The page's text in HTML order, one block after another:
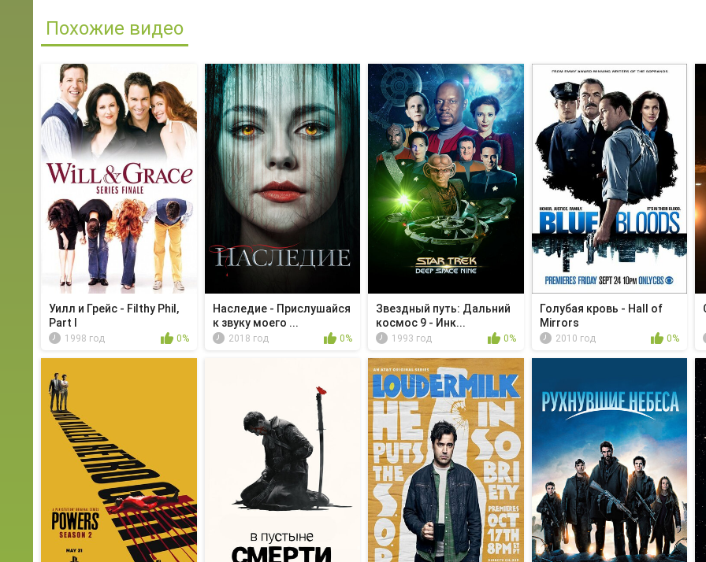
Похожие видео
Уилл и Грейс - Filthy Phil,
Part I
1998 год 0%
Наследие - Прислушайся
к звуку моего ...
2018 год 0%
Звездный путь: Дальний
космос 9 - Инк...
1993 год 0%
Голубая кровь - Hall of
Mirrors
2010 год 0%